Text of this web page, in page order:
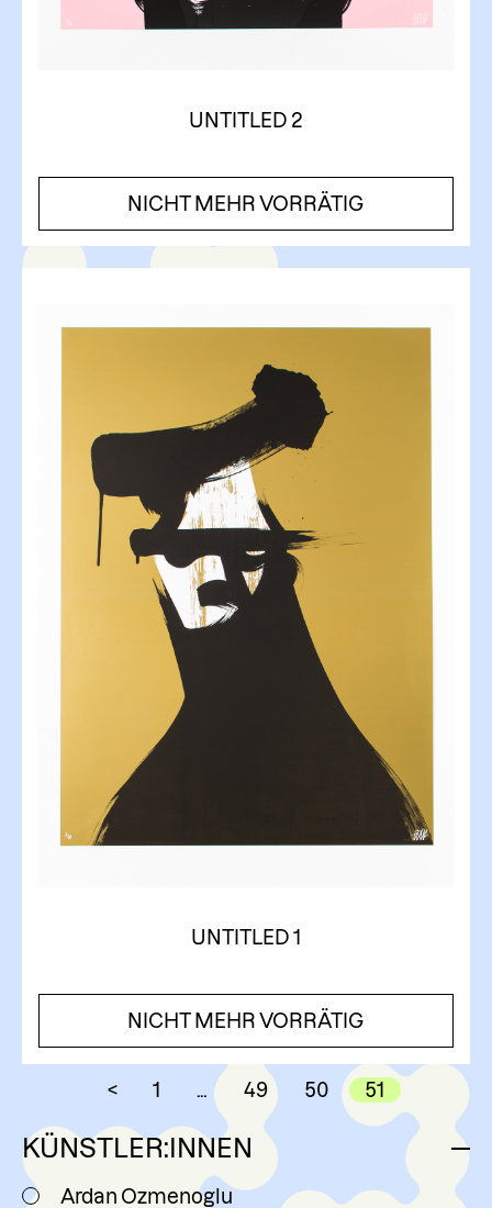
UNTITLED 2
NICHT MEHR VORRÄTIG
UNTITLED 1
NICHT MEHR VORRÄTIG
< 1 … 49 50 51
KÜNSTLER:INNEN
Ardan Ozmenoglu